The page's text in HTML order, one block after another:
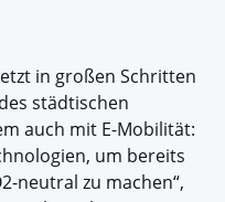
in großen Schritten
des städtischen
auch mit E-Mobilität:
um bereits
neutral zu machen“,